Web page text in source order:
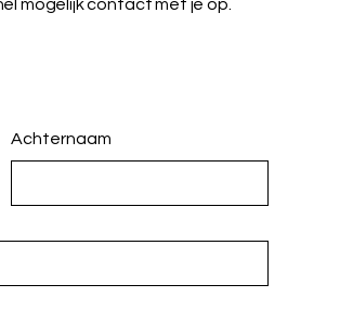
mogelijk contact met je op.
Achternaam